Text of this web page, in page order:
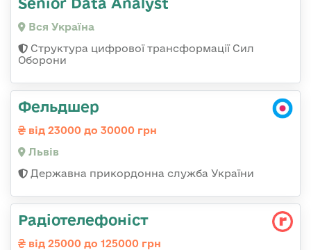
Вся Україна
Структура цифрової трансформації Сил
Оборони
Фельдшер
від 23000 до 30000 грн
Львів
Державна прикордонна служба України
Радіотелефоніст
від 25000 до 125000 грн